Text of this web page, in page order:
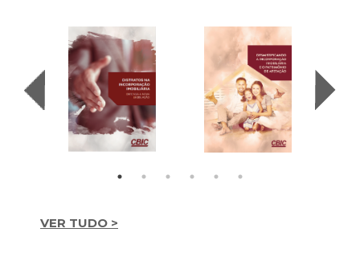
VER TUDO >